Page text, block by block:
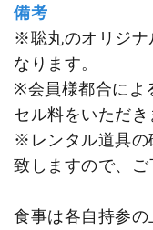
備考
※聡丸のオリジナ
なります。
※会員様都合によ
セル料をいただき
※レンタル道具の
致しますので、ご
食事は各自持参の